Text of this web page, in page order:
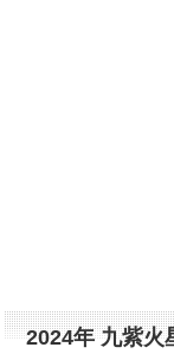
2024年 九紫火